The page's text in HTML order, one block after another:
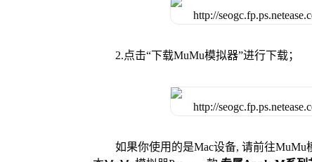
2.点击“下载MuMu模拟器”进行下载；
如果你使用的是Mac设备, 请前往